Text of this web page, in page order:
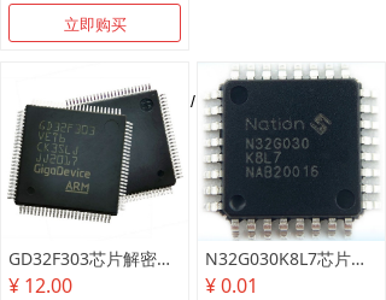
立即购买
上一页 下一页
/ 1
GD32F303芯片解密测试样片/可代烧录
¥ 12.00
N32G030K8L7芯片解密测试样片
¥ 0.01